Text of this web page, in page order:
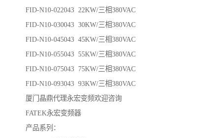
FID-N10-022043 22KW/三相380VAC
FID-N10-030043 30KW/三相380VAC
FID-N10-045043 45KW/三相380VAC
FID-N10-055043 55KW/三相380VAC
FID-N10-075043 75KW/三相380VAC
FID-N10-093043 93KW/三相380VAC
厦门晶鼎代理永宏变频欢迎咨询
FATEK永宏变频器
产品系列：